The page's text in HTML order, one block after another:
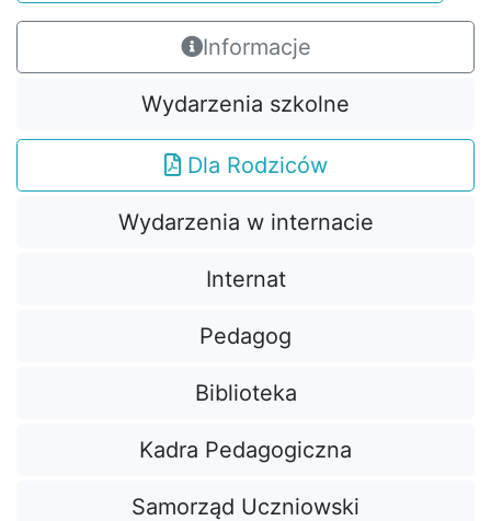
Informacje
Wydarzenia szkolne
Dla Rodziców
Wydarzenia w internacie
Internat
Pedagog
Biblioteka
Kadra Pedagogiczna
Samorząd Uczniowski